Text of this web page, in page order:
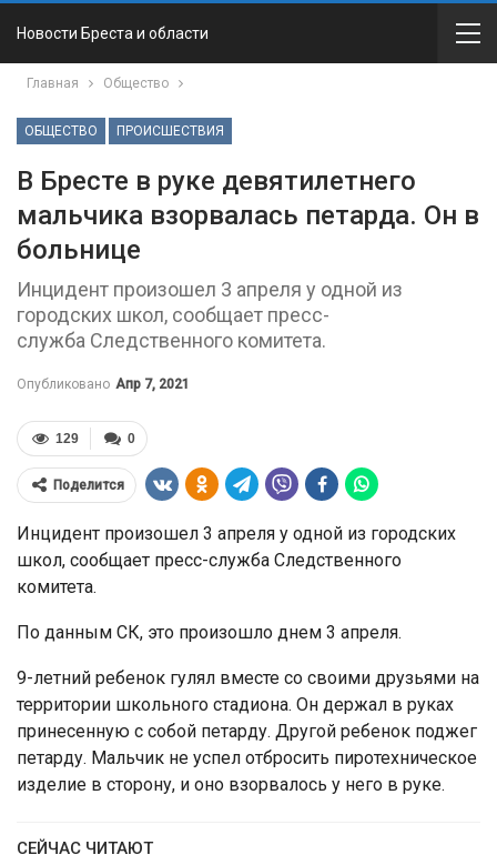
Новости Бреста и области
Главная Общество
ОБЩЕСТВО ПРОИСШЕСТВИЯ
В Бресте в руке девятилетнего
мальчика взорвалась петарда. Он в
больнице
Инцидент произошел 3 апреля у одной из
городских школ, сообщает пресс-
служба Следственного комитета.
Опубликовано Апр 7, 2021
0
129
Поделится
Инцидент произошел 3 апреля у одной из городских
школ, сообщает пресс-служба Следственного
комитета.
По данным СК, это произошло днем 3 апреля.
9-летний ребенок гулял вместе со своими друзьями на
территории школьного стадиона. Он держал в руках
принесенную с собой петарду. Другой ребенок поджег
петарду. Мальчик не успел отбросить пиротехническое
изделие в сторону, и оно взорвалось у него в руке.
СЕЙЧАС ЧИТАЮТ